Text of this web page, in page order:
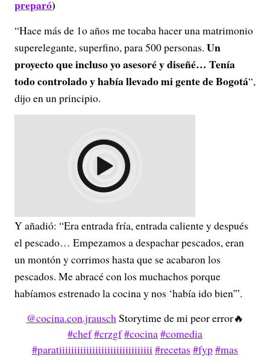
preparó)
“Hace más de 1o años me tocaba hacer una matrimonio
superelegante, superfino, para 500 personas. Un
proyecto que incluso yo asesoré y diseñé… Tenía
todo controlado y había llevado mi gente de Bogotá“,
dijo en un principio.
Y añadió: “Era entrada fría, entrada caliente y después
el pescado… Empezamos a despachar pescados, eran
un montón y corrimos hasta que se acabaron los
pescados. Me abracé con los muchachos porque
habíamos estrenado la cocina y nos ‘había ido bien'”.
@cocina.con.jrauschStorytime de mi peor error🔥
#chef#crzgf#cocina#comedia
#paratiiiiiiiiiiiiiiiiiiiiiiiiiiiiiii#recetas #fyp#mas